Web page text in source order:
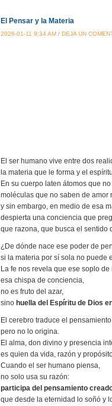
El Pensar y la Materia
2026-01-11 9:34 AM / DEJA UN
El ser humano vive entre dos
la materia que le forma y el
En su cuerpo laten átomos que
moléculas que no saben de amor
y sin embargo, en medio de esa
despierta una conciencia que
que razona, que busca el sentido
¿De dónde nace ese poder de
si la materia por sí sola no puede
La fe nos revela que ese soplo
esa chispa de conciencia,
no es fruto del azar,
sino huella del Espíritu de Dios
El cerebro traduce el
pero no lo origina.
El alma, don divino y presencia
es quien da vida, razón y
Cuando el ser humano piensa,
no solo usa su razón:
participa del pensamiento
que desde la eternidad lo soñó y